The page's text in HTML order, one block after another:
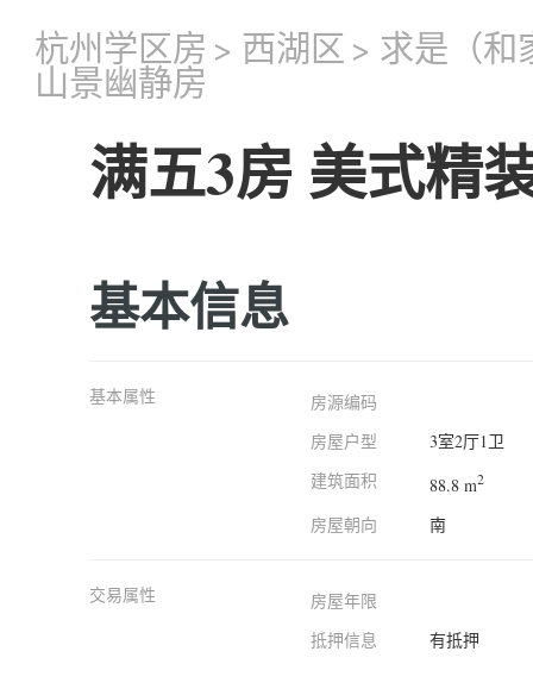
杭州学区房 > 西湖区 > 求是（和
山景幽静房
满五3房 美式精
基本信息
基本属性
房源编码
房屋户型
3室2厅1卫
建筑面积
88.8 m2
房屋朝向 南
交易属性
房屋年限
抵押信息
有抵押